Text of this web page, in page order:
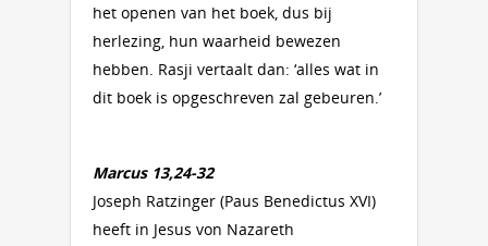
het openen van het boek, dus bij
herlezing, hun waarheid bewezen
hebben. Rasji vertaalt dan: ‘alles wat in
dit boek is opgeschreven zal gebeuren.’
Marcus 13,24-32
Joseph Ratzinger (Paus Benedictus XVI)
heeft in Jesus von Nazareth